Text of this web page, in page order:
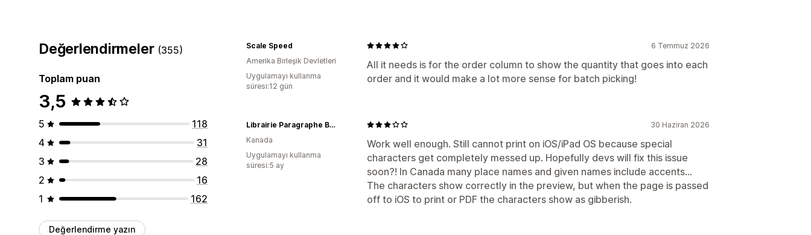
Dosya yönetimi
Yazdırıp dışa aktarma
Değerlendirmeler (355)
Toplam puan
3,5
5
118
4
31
3
28
2
16
1
162
Değerlendirme yazın
6 Temmuz 2026
All it needs is for the order column to show the quantity that goes into each
order and it would make a lot more sense for batch picking!
Scale Speed
Amerika Birleşik Devletleri
Uygulamayı kullanma
süresi:12 gün
30 Haziran 2026
Work well enough. Still cannot print on iOS/iPad OS because special
characters get completely messed up. Hopefully devs will fix this issue
soon?! In Canada many place names and given names include accents…
The characters show correctly in the preview, but when the page is passed
off to iOS to print or PDF the characters show as gibberish.
Librairie Paragraphe Bookstore
Kanada
Uygulamayı kullanma
süresi:5 ay